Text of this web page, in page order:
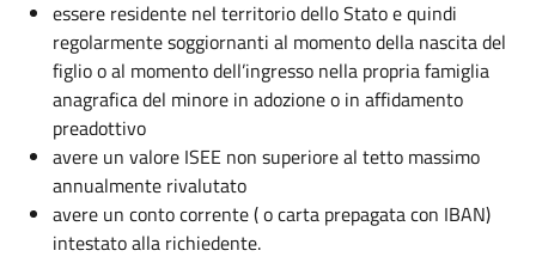
essere residente nel territorio dello Stato e quindi
regolarmente soggiornanti al momento della nascita del
figlio o al momento dell’ingresso nella propria famiglia
anagrafica del minore in adozione o in affidamento
preadottivo
avere un valore ISEE non superiore al tetto massimo
annualmente rivalutato
avere un conto corrente ( o carta prepagata con IBAN)
intestato alla richiedente.